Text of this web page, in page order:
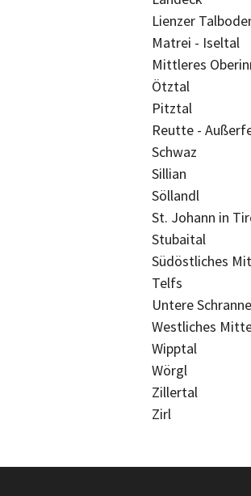
Lienzer
Matrei - Iseltal
Mittleres
Ötztal
Pitztal
Reutte -
Schwaz
Sillian
Söllandl
St. Johann in
Stubaital
Südöstliches
Telfs
Untere Schranne
Westliches
Wipptal
Wörgl
Zillertal
Zirl